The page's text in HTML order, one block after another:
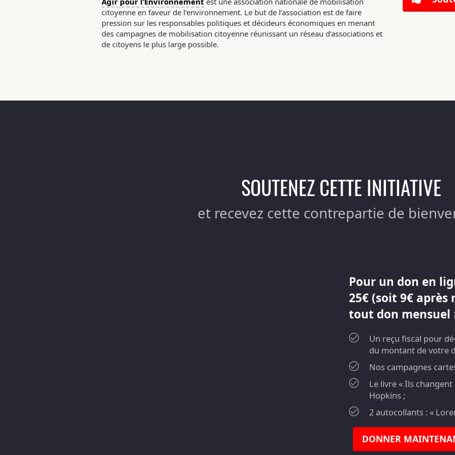
citoyenne en faveur de l’environnement. Le but de l’association est de faire
pression sur les responsables politiques et décideurs économiques en menant
des campagnes de mobilisation citoyenne réunissant un réseau d’associations et
de citoyens le plus large possible.
SOUTENEZ CETTE INITIATIVE
et recevez cette contrepartie de
Pour un don en
25€ (soit 9€
tout don mensuel
Un reçu fiscal pour
du montant de votre
Nos campagnes
Le livre « Ils
Hopkins ;
2 autocollants : «
DONNER